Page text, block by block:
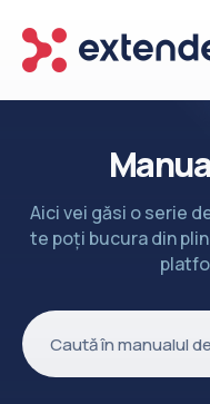
Vanzari și
Marketing și
Integrări
Setări
Aici vei găsi o serie
te poți bucura din